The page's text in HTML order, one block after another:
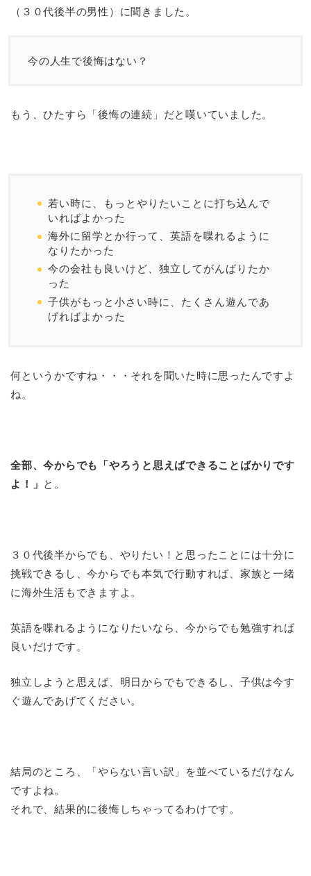
（３０代後半の男性）に聞きました。
今の人生で後悔はない？
もう、ひたすら「後悔の連続」だと嘆いていました。
若い時に、もっとやりたいことに打ち込んで
いればよかった
海外に留学とか行って、英語を喋れるように
なりたかった
今の会社も良いけど、独立してがんばりたか
った
子供がもっと小さい時に、たくさん遊んであ
げればよかった
何というかですね・・・それを聞いた時に思ったんですよ
ね。
全部、今からでも「やろうと思えばできることばかりです
よ！」 と。
３０代後半からでも、やりたい！と思ったことには十分に
挑戦できるし、今からでも本気で行動すれば、家族と一緒
に海外生活もできますよ。
英語を喋れるようになりたいなら、今からでも勉強すれば
良いだけです。
独立しようと思えば、明日からでもできるし、子供は今す
ぐ遊んであげてください。
結局のところ、「やらない言い訳」を並べているだけなん
ですよね。
それで、結果的に後悔しちゃってるわけです。